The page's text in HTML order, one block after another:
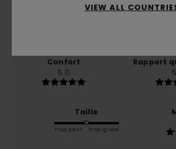
Confort
5.0
Rapport
Taille
Trop petit Trop grand
VIEW ALL